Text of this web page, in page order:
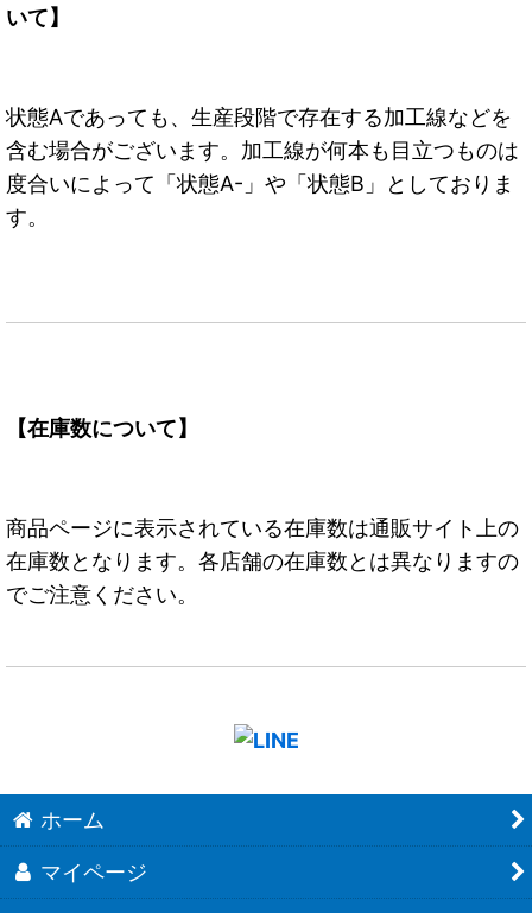
いて】
状態Aであっても、生産段階で存在する加工線などを
含む場合がございます。加工線が何本も目立つものは
度合いによって「状態A-」や「状態B」としておりま
す。
【在庫数について】
商品ページに表示されている在庫数は通販サイト上の
在庫数となります。各店舗の在庫数とは異なりますの
でご注意ください。
ホーム
マイページ